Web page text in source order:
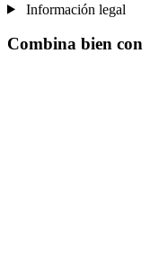
Información legal
Combina bien con